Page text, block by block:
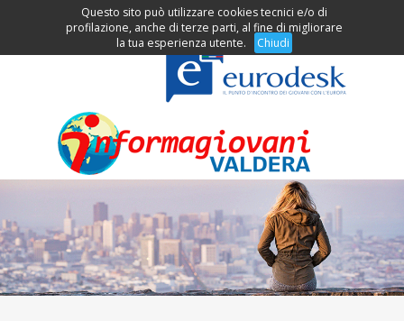
Questo sito può utilizzare cookies tecnici e/o di
profilazione, anche di terze parti, al fine di migliorare
la tua esperienza utente.
Chiudi
Clicca per accedere al menu